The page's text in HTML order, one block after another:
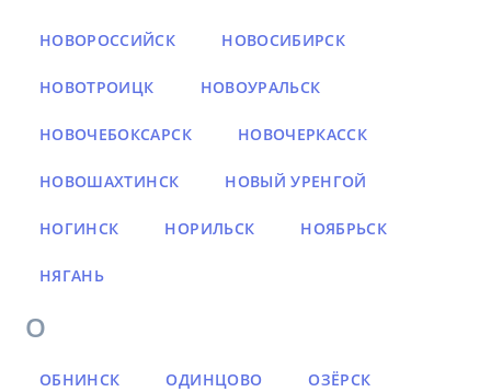
НОВОРОССИЙСК НОВОСИБИРСК
НОВОТРОИЦК НОВОУРАЛЬСК
НОВОЧЕБОКСАРСК НОВОЧЕРКАССК
НОВОШАХТИНСК НОВЫЙ УРЕНГОЙ
НОГИНСК НОРИЛЬСК НОЯБРЬСК
НЯГАНЬ
О
ОБНИНСК ОДИНЦОВО ОЗЁРСК